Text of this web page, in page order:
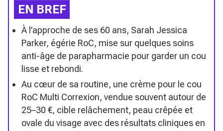
EN BREF
À l’approche de ses 60 ans, Sarah Jessica
Parker, égérie RoC, mise sur quelques soins
anti-âge de parapharmacie pour garder un cou
lisse et rebondi.
Au cœur de sa routine, une crème pour le cou
RoC Multi Correxion, vendue souvent autour de
25–30 €, cible relâchement, peau crêpée et
ovale du visage avec des résultats cliniques en